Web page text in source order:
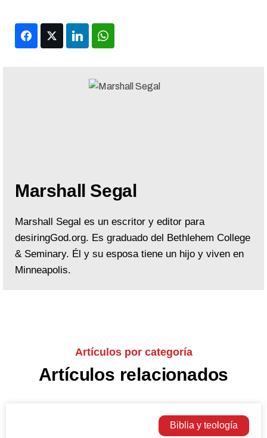
FacebookTwitter LinkedIn
Marshall Segal
Marshall Segal es un escritor y editor para
desiringGod.org. Es graduado del Bethlehem College
& Seminary. Él y su esposa tiene un hijo y viven en
Minneapolis.
Artículos por categoría
Artículos relacionados
Biblia y teología